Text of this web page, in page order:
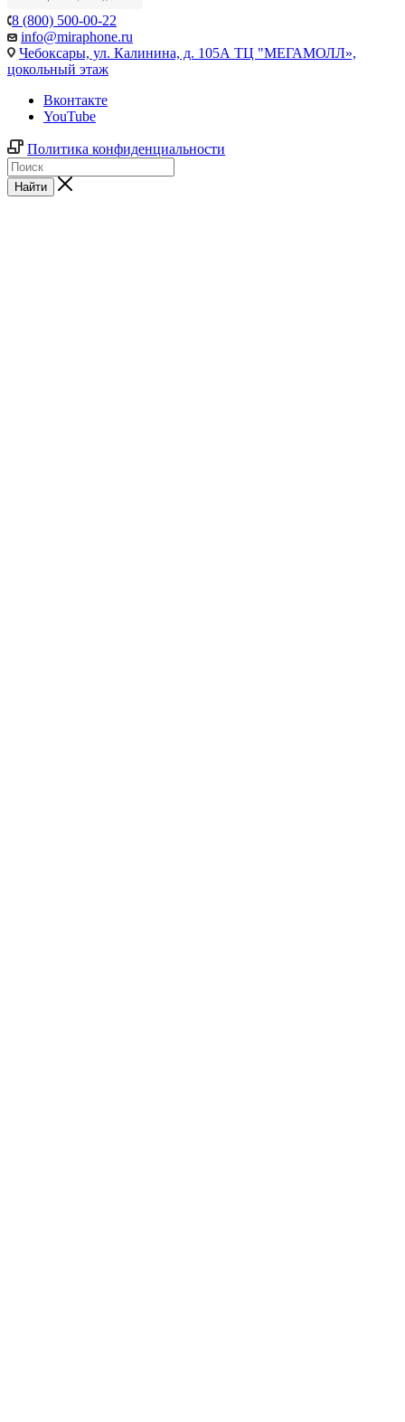
8 (800) 500-00-22
info@miraphone.ru
Чебоксары, ул. Калинина, д. 105А ТЦ "МЕГАМОЛЛ»,
цокольный этаж
Вконтакте
YouTube
Политика конфиденциальности
Найти